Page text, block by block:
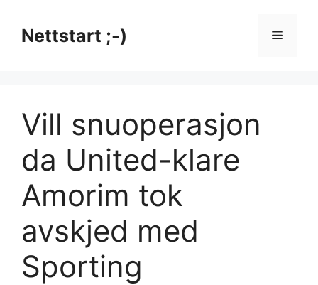
innholdNettstart ;-) Meny
Vill snuoperasjon
da United-klare
Amorim tok
avskjed med
Sporting